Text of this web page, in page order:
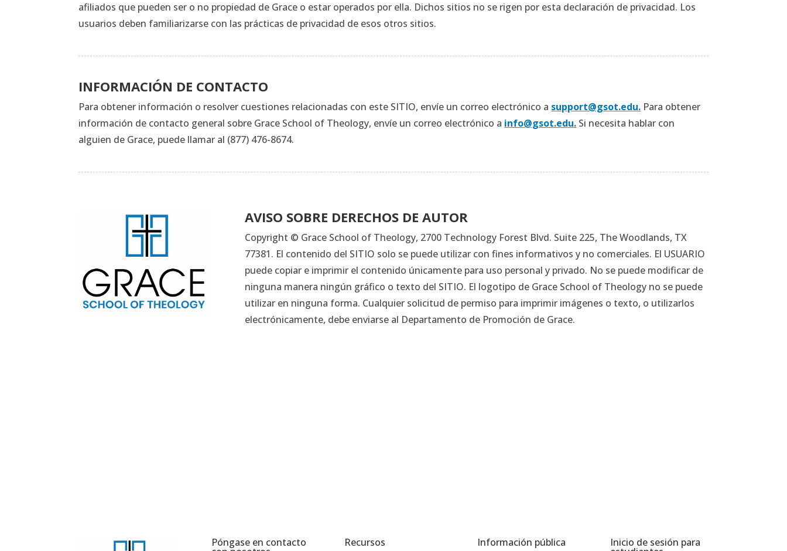
afiliados que pueden ser o no propiedad de Grace o estar operados por ella. Dichos sitios no se rigen por esta declaración de privacidad. Los
usuarios deben familiarizarse con las prácticas de privacidad de esos otros sitios.
INFORMACIÓN DE CONTACTO
Para obtener información o resolver cuestiones relacionadas con este SITIO, envíe un correo electrónico a support@gsot.edu. Para obtener
información de contacto general sobre Grace School of Theology, envíe un correo electrónico a info@gsot.edu. Si necesita hablar con
alguien de Grace, puede llamar al (877) 476-8674.
AVISO SOBRE DERECHOS DE AUTOR
Copyright © Grace School of Theology, 2700 Technology Forest Blvd. Suite 225, The Woodlands, TX
77381. El contenido del SITIO solo se puede utilizar con fines informativos y no comerciales. El USUARIO
puede copiar e imprimir el contenido únicamente para uso personal y privado. No se puede modificar de
ninguna manera ningún gráfico o texto del SITIO. El logotipo de Grace School of Theology no se puede
utilizar en ninguna forma. Cualquier solicitud de permiso para imprimir imágenes o texto, o utilizarlos
electrónicamente, debe enviarse al Departamento de Promoción de Grace.
Póngase en contacto Recursos Información pública Inicio de sesión para